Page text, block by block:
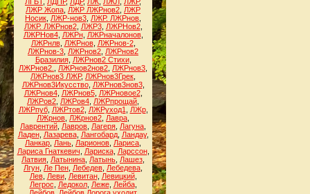
ЛЖР Жопа ЛЖР ЛЖРнов2 ЛЖР
Носик ЛЖР-нов3 ЛЖР. ЛЖРнов
ЛЖР. ЛЖРнов2, ЛЖР3, ЛЖРНов2,
ЛЖРНов4, ЛЖРн, ЛЖРначалонов,
ЛЖРнлв, ЛЖРнов, ЛЖРнов-2,
ЛЖРнов-3 ЛЖРнов2 ЛЖРнов2
Бразилия, ЛЖРнов2 Стихи,
ЛЖРнов2.
ЛЖРнов2нов2 ЛЖРнов3
ЛЖРнов3 ЛЖР, ЛЖРнов3Грек
ЛЖРнов3Икусство, ЛЖРнов3нов3,
ЛЖРнов4, ЛЖРнов5, ЛЖРновое2,
ЛЖРов2 ЛЖРов4 ЛЖРпрощай
ЛЖРпуб, ЛЖРтов2, ЛЖРуход1 ЛЖр,
ЛЖрнов ЛЖрнов2 Лавра
Лаврентий Лавров Лагеря Лагуна
Ладен, Лазарева, Лангобард, Ландау,
Ланкар Лань Ларионов Лариса
Лариса Гнаткевич
Лариска, Ларссон,
Латвия Латынина Латынь Лашез
Лгун Ле Пен Лебедев Лебедева
Лев, Леви, Левитан, Левицкий,
Легрос
Ледокол, Леже, Лейба,